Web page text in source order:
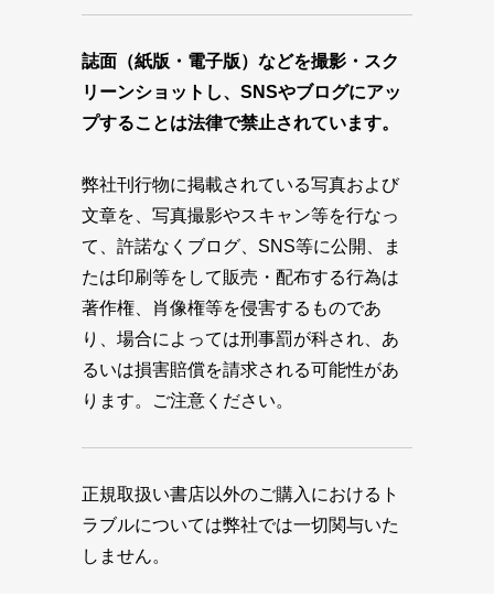
誌面（紙版・電子版）などを撮影・スク
リーンショットし、SNSやブログにアッ
プすることは法律で禁止されています。
弊社刊行物に掲載されている写真および
文章を、写真撮影やスキャン等を行なっ
て、許諾なくブログ、SNS等に公開、ま
たは印刷等をして販売・配布する行為は
著作権、肖像権等を侵害するものであ
り、場合によっては刑事罰が科され、あ
るいは損害賠償を請求される可能性があ
ります。ご注意ください。
正規取扱い書店以外のご購入におけるト
ラブルについては弊社では一切関与いた
しません。